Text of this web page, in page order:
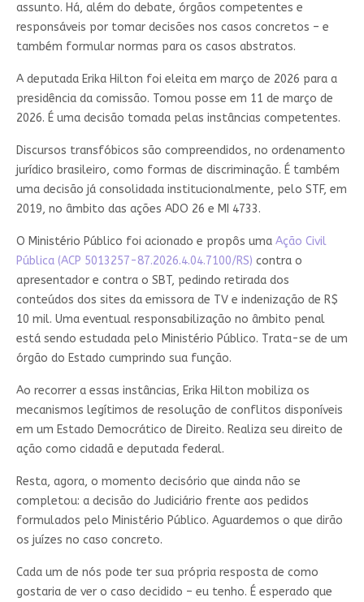
assunto. Há, além do debate, órgãos competentes e
responsáveis por tomar decisões nos casos concretos – e
também formular normas para os casos abstratos.
A deputada Erika Hilton foi eleita em março de 2026 para a
presidência da comissão. Tomou posse em 11 de março de
2026. É uma decisão tomada pelas instâncias competentes.
Discursos transfóbicos são compreendidos, no ordenamento
jurídico brasileiro, como formas de discriminação. É também
uma decisão já consolidada institucionalmente, pelo STF, em
2019, no âmbito das ações ADO 26 e MI 4733.
O Ministério Público foi acionado e propôs uma Ação Civil
Pública (ACP 5013257-87.2026.4.04.7100/RS) contra o
apresentador e contra o SBT, pedindo retirada dos
conteúdos dos sites da emissora de TV e indenização de R$
10 mil. Uma eventual responsabilização no âmbito penal
está sendo estudada pelo Ministério Público. Trata-se de um
órgão do Estado cumprindo sua função.
Ao recorrer a essas instâncias, Erika Hilton mobiliza os
mecanismos legítimos de resolução de conflitos disponíveis
em um Estado Democrático de Direito. Realiza seu direito de
ação como cidadã e deputada federal.
Resta, agora, o momento decisório que ainda não se
completou: a decisão do Judiciário frente aos pedidos
formulados pelo Ministério Público. Aguardemos o que dirão
os juízes no caso concreto.
Cada um de nós pode ter sua própria resposta de como
gostaria de ver o caso decidido – eu tenho. É esperado que